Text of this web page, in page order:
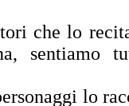
che lo
sentiamo
lo